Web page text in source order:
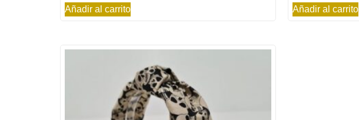
Añadir al carrito Añadir al carrito